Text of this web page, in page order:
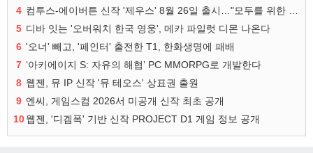
4
5 디바 잇는 '오버워치 한국 영웅', 메카 파일럿 디몬 나온다
6 '오너' 빼고, '페인터' 출전한 T1, 한화생명에 패배
7 ‘아키에이지 S: 자유의 해협’ PC MMORPG로 개발한다
8 웹젠, 뮤 IP 신작 '뮤 테오스' 상표권 출원
9 엔씨, 게임스컴 2026서 미공개 신작 최초 공개
10웹젠, '디겜폭' 기반 신작 PROJECT D1 게임 정보 공개